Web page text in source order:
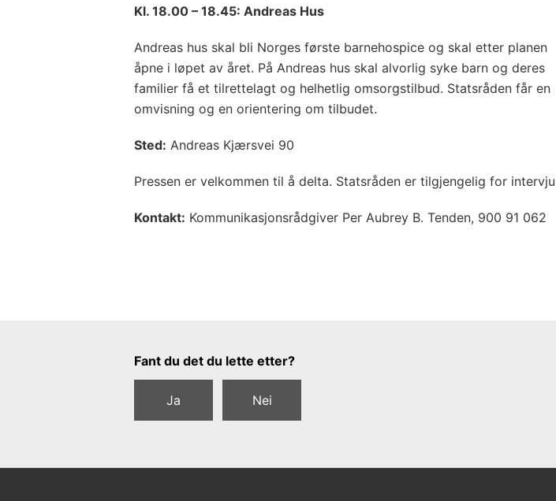
Kl. 18.00 – 18.45: Andreas Hus
Andreas hus skal bli Norges første barnehospice og skal etter planen
åpne i løpet av året. På Andreas hus skal alvorlig syke barn og deres
familier få et tilrettelagt og helhetlig omsorgstilbud. Statsråden får en
omvisning og en orientering om tilbudet.
Sted: Andreas Kjærsvei 90
Pressen er velkommen til å delta. Statsråden er tilgjengelig for intervju
Kontakt: Kommunikasjonsrådgiver Per Aubrey B. Tenden, 900 91 062
Tilbakemeldingsskjema
Fant du det du lette etter?
Ja Nei